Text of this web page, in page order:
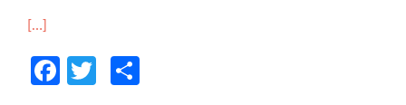
[…]
Facebook
Twitter